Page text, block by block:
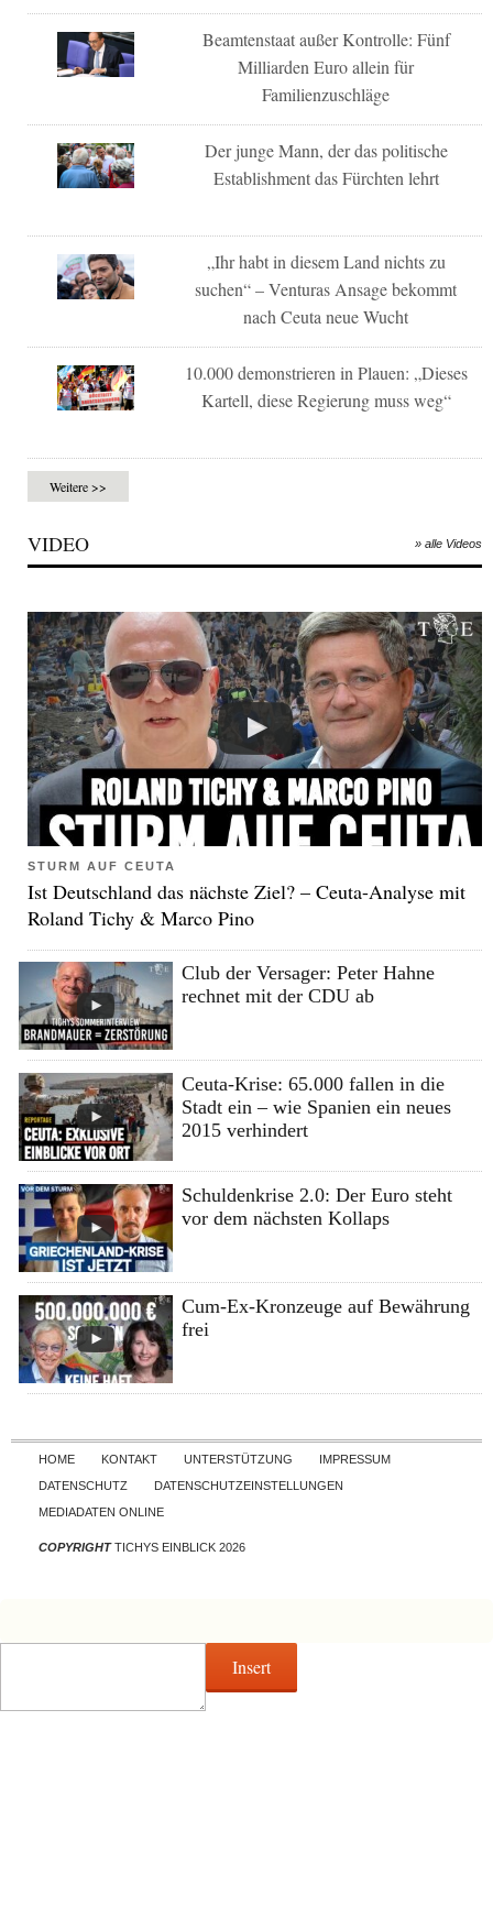
Beamtenstaat außer Kontrolle: Fünf
Milliarden Euro allein für
Familienzuschläge
Der junge Mann, der das politische
Establishment das Fürchten lehrt
„Ihr habt in diesem Land nichts zu
suchen“ – Venturas Ansage bekommt
nach Ceuta neue Wucht
10.000 demonstrieren in Plauen: „Dieses
Kartell, diese Regierung muss weg“
Weitere >>
VIDEO » alle Videos
STURM AUF CEUTA
Ist Deutschland das nächste Ziel? – Ceuta-Analyse mit
Roland Tichy & Marco Pino
Club der Versager: Peter Hahne
rechnet mit der CDU ab
Ceuta-Krise: 65.000 fallen in die
Stadt ein – wie Spanien ein neues
2015 verhindert
Schuldenkrise 2.0: Der Euro steht
vor dem nächsten Kollaps
Cum-Ex-Kronzeuge auf Bewährung
frei
Skip to content
HOME KONTAKT UNTERSTÜTZUNG
IMPRESSUM
DATENSCHUTZ
DATENSCHUTZEINSTELLUNGEN
MEDIADATEN ONLINE
COPYRIGHTTICHYS EINBLICK 2026
Insert